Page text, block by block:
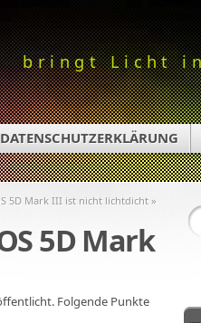
bringt Licht
5D Mark III ist nicht lichtdicht »
5D Mark
Folgende Punkte